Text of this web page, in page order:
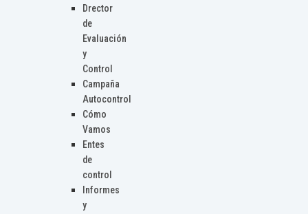
Drector
de
Evaluación
y
Control
Campaña
Autocontrol
Cómo
Vamos
Entes
de
control
Informes
y